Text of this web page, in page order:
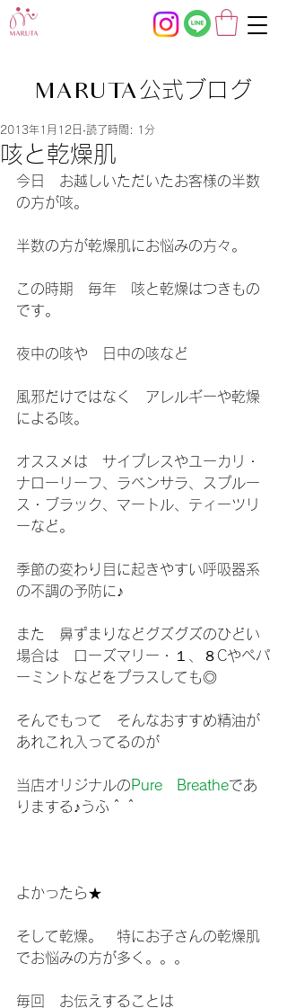
MARUTA公式ブログ
咳と乾燥肌
2013年1月12日 読了時間: 1分
今日　お越しいただいたお客様の半数
の方が咳。
半数の方が乾燥肌にお悩みの方々。
この時期　毎年　咳と乾燥はつきもの
です。
夜中の咳や　日中の咳など
風邪だけではなく　アレルギーや乾燥
による咳。
オススメは　サイプレスやユーカリ・
ナローリーフ、ラベンサラ、スプルー
ス・ブラック、マートル、ティーツリ
ーなど。
季節の変わり目に起きやすい呼吸器系
の不調の予防に♪
また　鼻ずまりなどグズグズのひどい
場合は　ローズマリー・１、８Cやペパ
ーミントなどをプラスしても◎
そんでもって　そんなおすすめ精油が
あれこれ入ってるのが
当店オリジナルのPure　Breatheであ
りまする♪うふ＾＾
よかったら★
そして乾燥。　特にお子さんの乾燥肌
でお悩みの方が多く。。。
毎回　お伝えすることは